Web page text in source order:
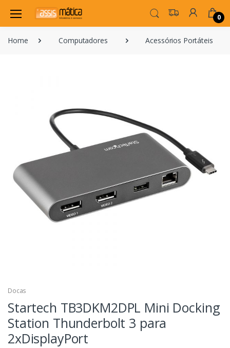
0
Home Computadores Acessórios Portáteis
Docas
Startech TB3DKM2DPL Mini Docking
Station Thunderbolt 3 para
2xDisplayPort